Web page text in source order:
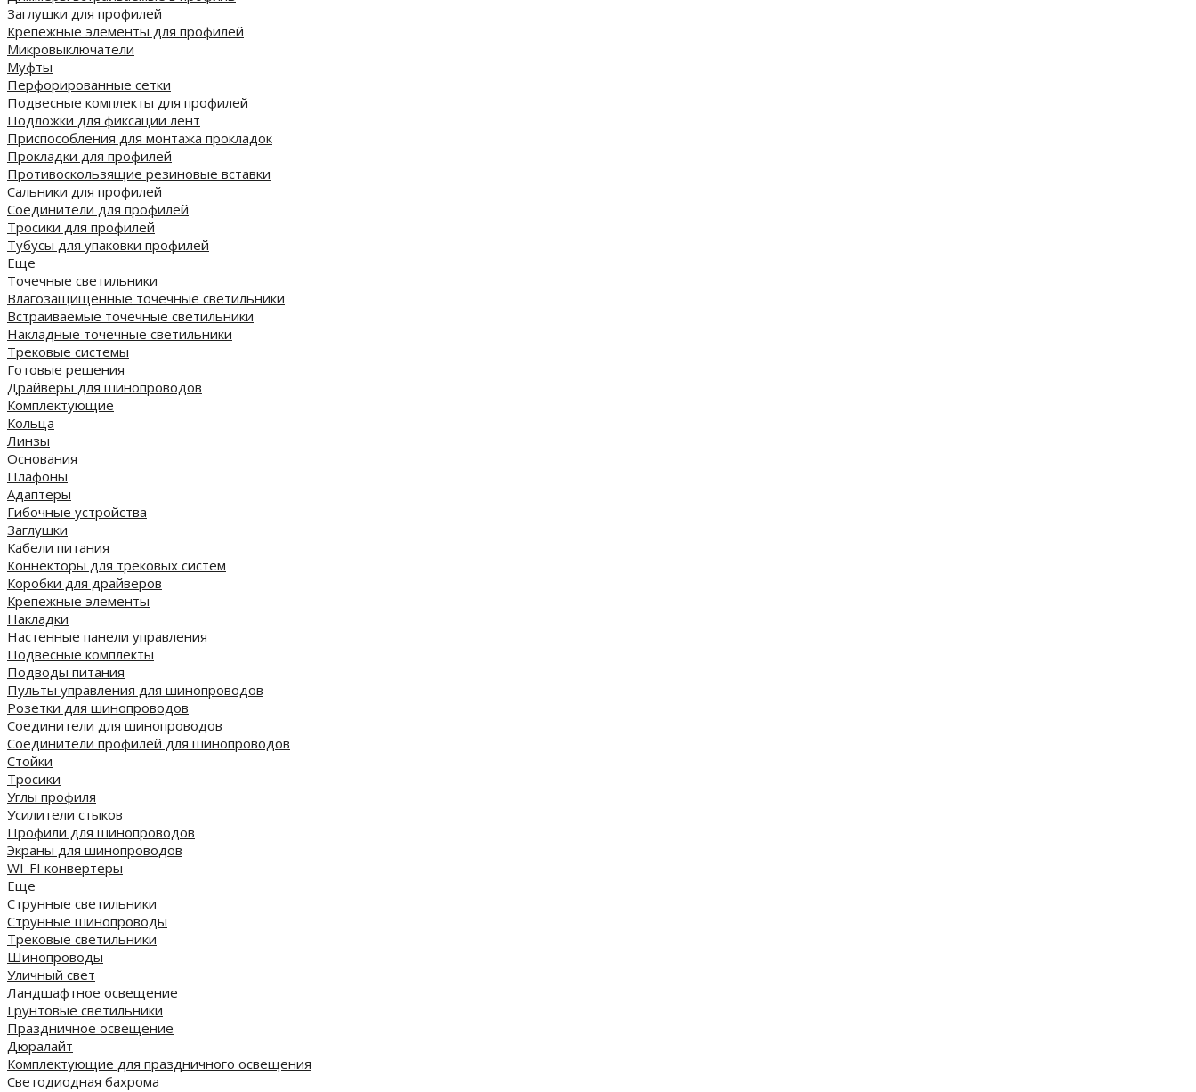
Заглушки для профилей
Крепежные элементы для профилей
Микровыключатели
Муфты
Перфорированные сетки
Подвесные комплекты для профилей
Подложки для фиксации лент
Приспособления для монтажа прокладок
Прокладки для профилей
Противоскользящие резиновые вставки
Сальники для профилей
Соединители для профилей
Тросики для профилей
Тубусы для упаковки профилей
Еще
Точечные светильники
Влагозащищенные точечные светильники
Встраиваемые точечные светильники
Накладные точечные светильники
Трековые системы
Готовые решения
Драйверы для шинопроводов
Комплектующие
Кольца
Линзы
Основания
Плафоны
Адаптеры
Гибочные устройства
Заглушки
Кабели питания
Коннекторы для трековых систем
Коробки для драйверов
Крепежные элементы
Накладки
Настенные панели управления
Подвесные комплекты
Подводы питания
Пульты управления для шинопроводов
Розетки для шинопроводов
Соединители для шинопроводов
Соединители профилей для шинопроводов
Стойки
Тросики
Углы профиля
Усилители стыков
Профили для шинопроводов
Экраны для шинопроводов
WI-FI конвертеры
Еще
Струнные светильники
Струнные шинопроводы
Трековые светильники
Шинопроводы
Уличный свет
Ландшафтное освещение
Грунтовые светильники
Праздничное освещение
Дюралайт
Комплектующие для праздничного освещения
Светодиодная бахрома